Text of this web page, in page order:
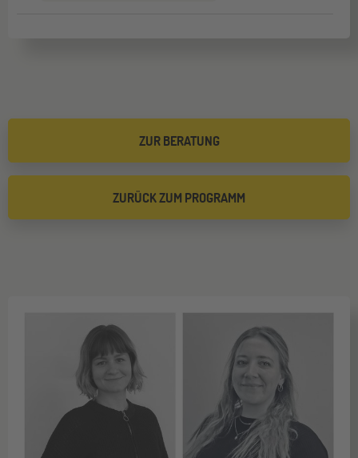
ZUR BERATUNG
ZURÜCK ZUM PROGRAMM